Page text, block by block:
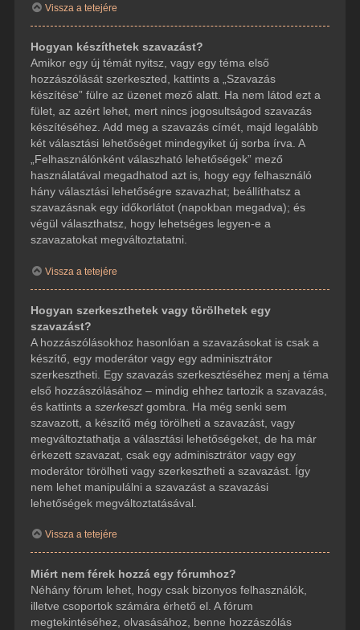
Vissza a tetejére
Hogyan készíthetek szavazást?
Amikor egy új témát nyitsz, vagy egy téma első
hozzászólását szerkeszted, kattints a „Szavazás
készítése” fülre az üzenet mező alatt. Ha nem látod ezt a
fület, az azért lehet, mert nincs jogosultságod szavazás
készítéséhez. Add meg a szavazás címét, majd legalább
két választási lehetőséget mindegyiket új sorba írva. A
„Felhasználónként válaszható lehetőségek” mező
használatával megadhatod azt is, hogy egy felhasználó
hány választási lehetőségre szavazhat; beállíthatsz a
szavazásnak egy időkorlátot (napokban megadva); és
végül választhatsz, hogy lehetséges legyen-e a
szavazatokat megváltoztatatni.
Vissza a tetejére
Hogyan szerkeszthetek vagy törölhetek egy
szavazást?
A hozzászólásokhoz hasonlóan a szavazásokat is csak a
készítő, egy moderátor vagy egy adminisztrátor
szerkesztheti. Egy szavazás szerkesztéséhez menj a téma
első hozzászólásához – mindig ehhez tartozik a szavazás,
és kattints a szerkesztgombra. Ha még senki sem
szavazott, a készítő még törölheti a szavazást, vagy
megváltoztathatja a választási lehetőségeket, de ha már
érkezett szavazat, csak egy adminisztrátor vagy egy
moderátor törölheti vagy szerkesztheti a szavazást. Így
nem lehet manipulálni a szavazást a szavazási
lehetőségek megváltoztatásával.
Vissza a tetejére
Miért nem férek hozzá egy fórumhoz?
Néhány fórum lehet, hogy csak bizonyos felhasználók,
illetve csoportok számára érhető el. A fórum
megtekintéséhez, olvasásához, benne hozzászólás